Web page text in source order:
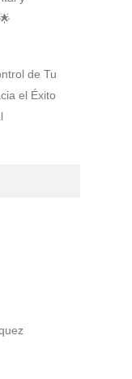
de Tu
el Éxito